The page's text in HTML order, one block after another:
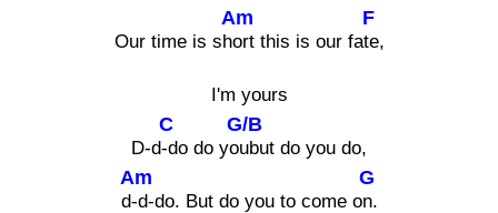
Our time is sh
Am
ort this is our fa
F
te,
I'm yours
D-d
C
-do do yo
G/B
ubut do you do,
d
Am
-d-do. But do you to come o
G
n.